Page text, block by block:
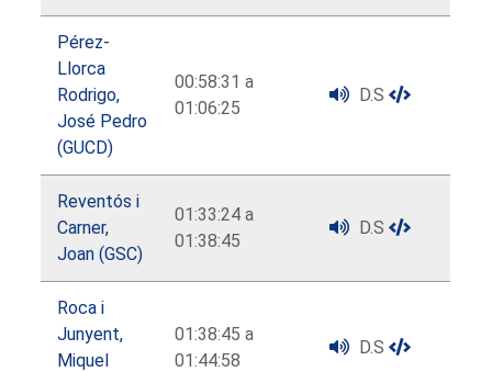
Pérez-
Llorca
Rodrigo,
José Pedro
(GUCD)
00:58:31 a
01:06:25
D.S
Reventós i
Carner,
Joan (GSC)
01:33:24 a
01:38:45
D.S
Roca i
Junyent,
Miquel
01:38:45 a
01:44:58
D.S